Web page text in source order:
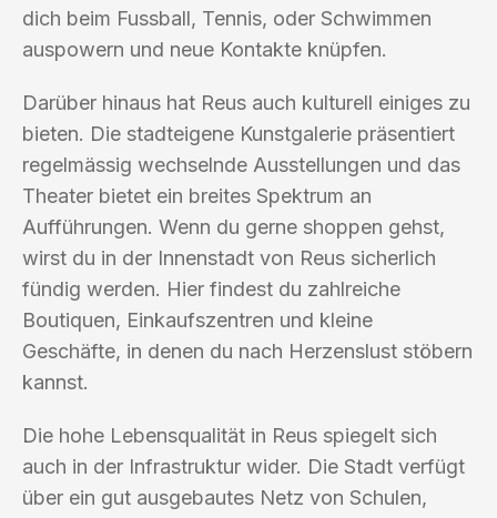
dich beim Fussball, Tennis, oder Schwimmen
auspowern und neue Kontakte knüpfen.
Darüber hinaus hat Reus auch kulturell einiges zu
bieten. Die stadteigene Kunstgalerie präsentiert
regelmässig wechselnde Ausstellungen und das
Theater bietet ein breites Spektrum an
Aufführungen. Wenn du gerne shoppen gehst,
wirst du in der Innenstadt von Reus sicherlich
fündig werden. Hier findest du zahlreiche
Boutiquen, Einkaufszentren und kleine
Geschäfte, in denen du nach Herzenslust stöbern
kannst.
Die hohe Lebensqualität in Reus spiegelt sich
auch in der Infrastruktur wider. Die Stadt verfügt
über ein gut ausgebautes Netz von Schulen,